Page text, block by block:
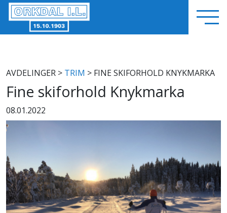
AVDELINGER > TRIM > FINE SKIFORHOLD KNYKMARKA
Fine skiforhold Knykmarka
08.01.2022